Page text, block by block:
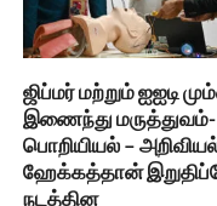
ஜிப்மர் மற்றும் ஐஐடி
இணைந்து மருத்துவம்-
பொறியியல் –
ஹேக்கத்தான்
நடத்தின